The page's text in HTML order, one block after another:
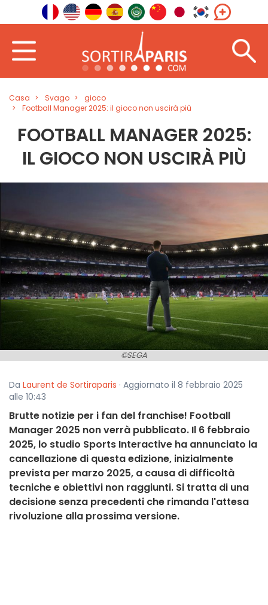
Casa Svago
gioco
Football Manager 2025: il gioco non uscirà più
FOOTBALL MANAGER 2025:
IL GIOCO NON USCIRÀ PIÙ
©SEGA
Da Laurent de Sortiraparis · Aggiornato il 8 febbraio 2025
alle 10:43
Brutte notizie per i fan del franchise! Football
Manager 2025 non verrà pubblicato. Il 6 febbraio
2025, lo studio Sports Interactive ha annunciato la
cancellazione di questa edizione, inizialmente
prevista per marzo 2025, a causa di difficoltà
tecniche e obiettivi non raggiunti. Si tratta di una
decisione senza precedenti che rimanda l'attesa
rivoluzione alla prossima versione.